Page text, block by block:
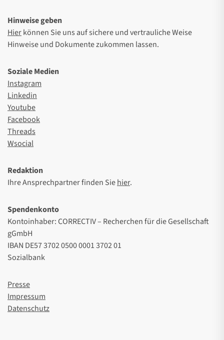
Hinweise geben
Hierkönnen Sie uns auf sichere und vertrauliche Weise
Hinweise und Dokumente zukommen lassen.
Soziale Medien
Instagram
Linkedin
Youtube
Facebook
Threads
Wsocial
Redaktion
Ihre Ansprechpartner finden Siehier.
Spendenkonto
Kontoinhaber: CORRECTIV – Recherchen für die Gesellschaft
gGmbH
IBAN DE57 3702 0500 0001 3702 01
Sozialbank
Presse
Impressum
Datenschutz